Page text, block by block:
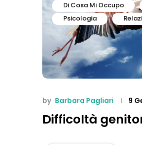
Di Cosa Mi Occupo
Psicologia
by Barbara Pagliari 9
Difficoltà